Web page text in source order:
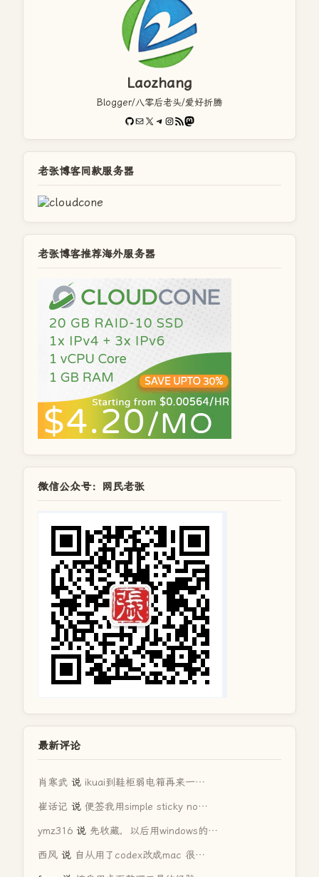
Laozhang
Blogger/八零后老头/爱好折腾
GitHub
电子邮件X Telegram
Instagram
RSS FeedMastodon
老张博客同款服务器
老张博客推荐海外服务器
微信公众号：网民老张
最新评论
肖寒武 说 ikuai到鞋柜弱电箱再来一…
崔话记 说 便签我用simple sticky no…
ymz316 说 先收藏，以后用windows的…
西风 说 自从用了codex改成mac 很…